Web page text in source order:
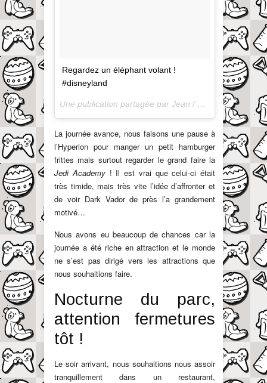
Regardez un éléphant volant !
#disneyland
Une publication partagée par Jean / QuandOnEstPapa (@jayergoodtime) le
La journée avance, nous faisons une pause à
l’Hyperion pour manger un petit hamburger
frittes mais surtout regarder le grand faire la
Jedi Academy! Il est vrai que celui-ci était
très timide, mais très vite l’idée d’affronter et
de voir Dark Vador de près l’a grandement
motivé…
Nous avons eu beaucoup de chances car la
journée a été riche en attraction et le monde
ne s’est pas dirigé vers les attractions que
nous souhaitions faire.
Nocturne du parc,
attention fermetures
tôt !
Le soir arrivant, nous souhaitions nous assoir
tranquillement dans un restaurant,